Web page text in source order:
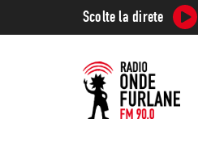
Scolte la direte